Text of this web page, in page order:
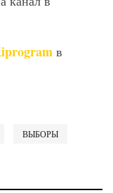
в
ВЫБОРЫ